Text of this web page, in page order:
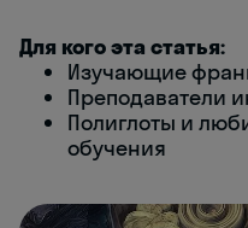
Для кого эта статья:
Изучающие
Преподаватели
Полиглоты и
обучения